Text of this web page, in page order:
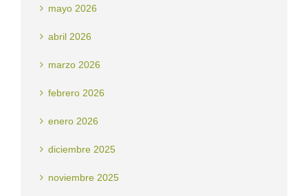
mayo 2026
abril 2026
marzo 2026
febrero 2026
enero 2026
diciembre 2025
noviembre 2025